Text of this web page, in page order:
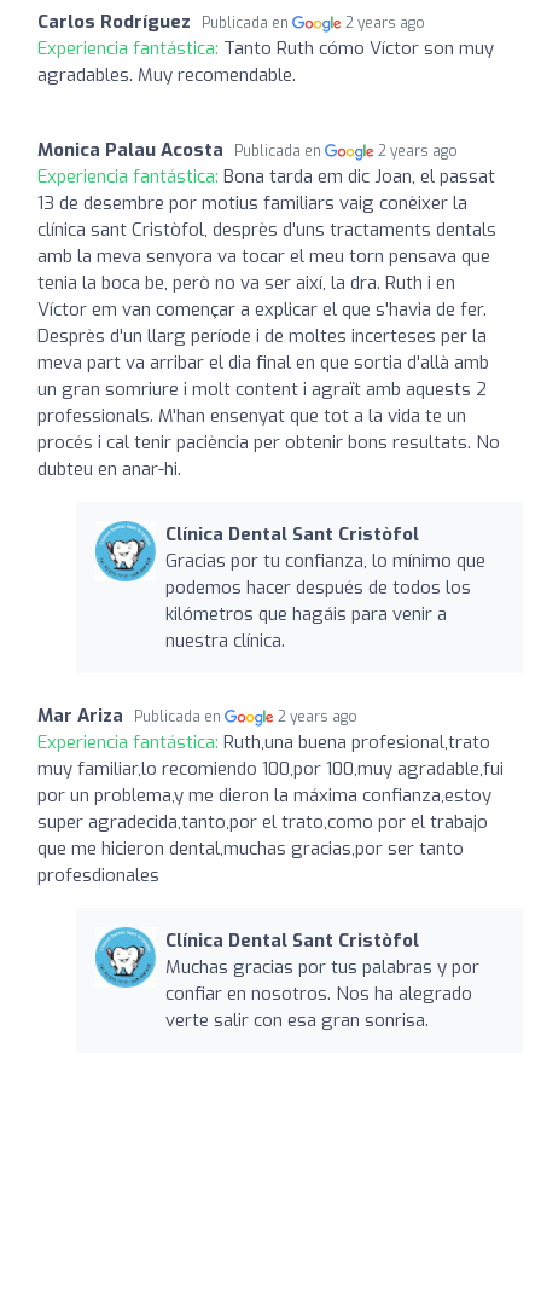
Carlos Rodríguez Publicada en 2 years ago
Experiencia fantástica: Tanto Ruth cómo Víctor son muy
agradables. Muy recomendable.
Monica Palau Acosta Publicada en 2 years ago
Experiencia fantástica: Bona tarda em dic Joan, el passat
13 de desembre por motius familiars vaig conèixer la
clínica sant Cristòfol, desprès d'uns tractaments dentals
amb la meva senyora va tocar el meu torn pensava que
tenia la boca be, però no va ser així, la dra. Ruth i en
Víctor em van començar a explicar el que s'havia de fer.
Desprès d'un llarg període i de moltes incerteses per la
meva part va arribar el dia final en que sortia d'allà amb
un gran somriure i molt content i agraït amb aquests 2
professionals. M'han ensenyat que tot a la vida te un
procés i cal tenir paciència per obtenir bons resultats. No
dubteu en anar-hi.
Clínica Dental Sant Cristòfol
Gracias por tu confianza, lo mínimo que
podemos hacer después de todos los
kilómetros que hagáis para venir a
nuestra clínica.
Mar Ariza Publicada en 2 years ago
Experiencia fantástica: Ruth,una buena profesional,trato
muy familiar,lo recomiendo 100,por 100,muy agradable,fui
por un problema,y me dieron la máxima confianza,estoy
super agradecida,tanto,por el trato,como por el trabajo
que me hicieron dental,muchas gracias,por ser tanto
profesdionales
Clínica Dental Sant Cristòfol
Muchas gracias por tus palabras y por
confiar en nosotros. Nos ha alegrado
verte salir con esa gran sonrisa.